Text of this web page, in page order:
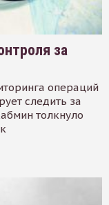
за
операций
следить за
толкнуло